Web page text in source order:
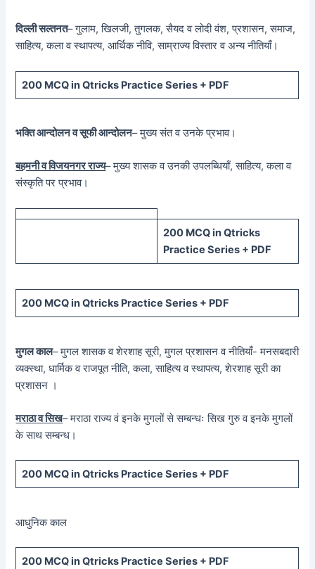
दिल्ली सल्तनत– गुलाम, खिलजी, तुगलक, सैयद व लोदी वंश, प्रशासन, समाज,
साहित्य, कला व स्थापत्य, आर्थिक नीवि, साम्राज्य विस्तार व अन्य नीतियाँ।
200 MCQ in Qtricks Practice Series + PDF
भक्ति आन्दोलन व सूफी आन्दोलन– मुख्य संत व उनके प्रभाव।
बहमनी व विजयनगर राज्य– मुख्य शासक व उनकी उपलब्धियाँ, साहित्य, कला व
संस्कृति पर प्रभाव।
200 MCQ in Qtricks
Practice Series + PDF
200 MCQ in Qtricks Practice Series + PDF
मुगल काल– मुगल शासक व शेरशाह सूरी, मुगल प्रशासन व नीतियाँ- मनसबदारी
व्यक्स्था, धार्मिक व राजपूत नीति, कला, साहित्य व स्थापत्य, शेरशाह सूरी का
प्रशासन ।
मराठा व सिख– मराठा राज्य वं इनके मुगलों से सम्बन्धः सिख गुरु व इनके मुगलों
के साथ सम्बन्ध।
200 MCQ in Qtricks Practice Series + PDF
आधुनिक काल
200 MCQ in Qtricks Practice Series + PDF